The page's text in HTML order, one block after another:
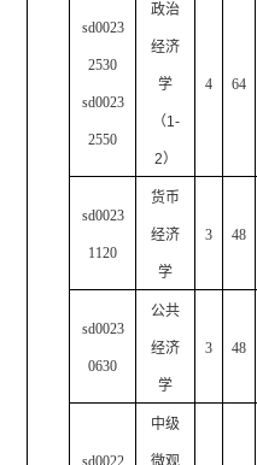
sd0023
2530
sd0023
2550
政治
经济
学
（1-
2）
4 64
sd0023
1120
货币
经济
学
3 48
sd0023
0630
公共
经济
学
3 48
sd0022
中级
微观